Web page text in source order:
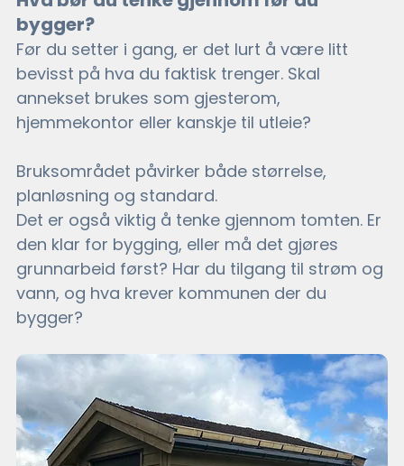
bygger?
Før du setter i gang, er det lurt å være litt
bevisst på hva du faktisk trenger. Skal
annekset brukes som gjesterom,
hjemmekontor eller kanskje til utleie?
Bruksområdet påvirker både størrelse,
planløsning og standard.
Det er også viktig å tenke gjennom tomten. Er
den klar for bygging, eller må det gjøres
grunnarbeid først? Har du tilgang til strøm og
vann, og hva krever kommunen der du
bygger?